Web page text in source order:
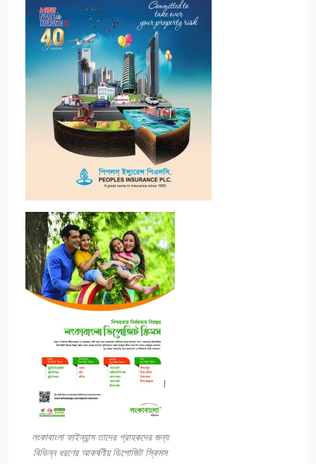
লংকাবাংলা ফাইন্যান্স তাদের গ্রাহকদের জন্য
বিভিন্ন ধরণের আকর্ষণীয় ডিপোজিট স্কিমস